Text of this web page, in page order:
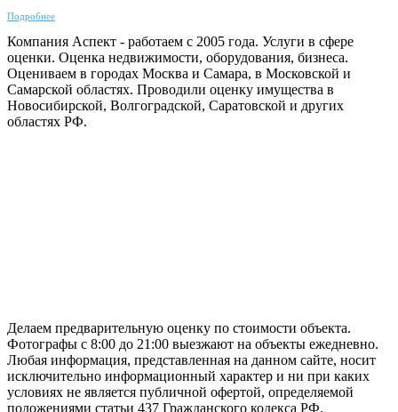
Подробнее
Компания Аспект - работаем с 2005 года. Услуги в сфере
оценки. Оценка недвижимости, оборудования, бизнеса.
Оцениваем в городах Москва и Самара, в Московской и
Самарской областях. Проводили оценку имущества в
Новосибирской, Волгоградской, Саратовской и других
областях РФ.
Делаем предварительную оценку по стоимости объекта.
Фотографы с 8:00 до 21:00 выезжают на объекты ежедневно.
Любая информация, представленная на данном сайте, носит
исключительно информационный характер и ни при каких
условиях не является публичной офертой, определяемой
положениями статьи 437 Гражданского кодекса РФ.